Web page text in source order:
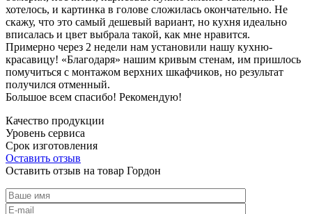
хотелось, и картинка в голове сложилась окончательно. Не
скажу, что это самый дешевый вариант, но кухня идеально
вписалась и цвет выбрала такой, как мне нравится.
Примерно через 2 недели нам установили нашу кухню-
красавицу! «Благодаря» нашим кривым стенам, им пришлось
помучиться с монтажом верхних шкафчиков, но результат
получился отменный.
Большое всем спасибо! Рекомендую!
Качество продукции
Уровень сервиса
Срок изготовления
Оставить отзыв
Оставить отзыв на товар Гордон